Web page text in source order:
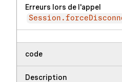
Erreurs lors de l'appel
code
Description